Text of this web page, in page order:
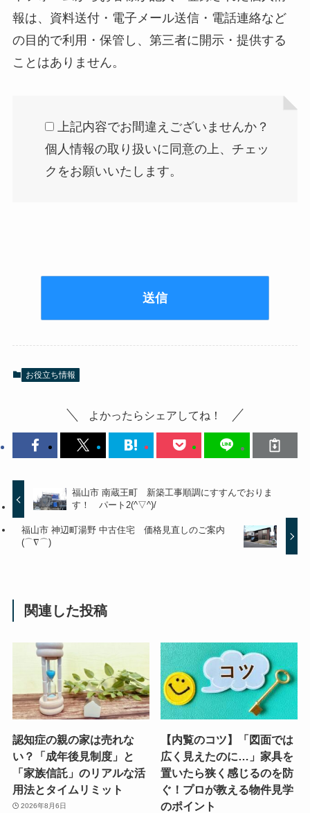
報は、資料送付・電子メール送信・電話連絡など
の目的で利用・保管し、第三者に開示・提供する
ことはありません。
上記内容でお間違えございませんか？
個人情報の取り扱いに同意の上、チェッ
クをお願いいたします。
お役立ち情報
よかったらシェアしてね！
福山市 南蔵王町 新築工事順調にすすんでおりま
す！ パート2(^▽^)/
福山市 神辺町湯野 中古住宅 価格見直しのご案内
(⌒∇⌒)
関連した投稿
認知症の親の家は売れな
い？「成年後見制度」と
「家族信託」のリアルな活
用法とタイムリミット
2026年8月6日
【内覧のコツ】「図面では
広く見えたのに…」家具を
置いたら狭く感じるのを防
ぐ！プロが教える物件見学
のポイント